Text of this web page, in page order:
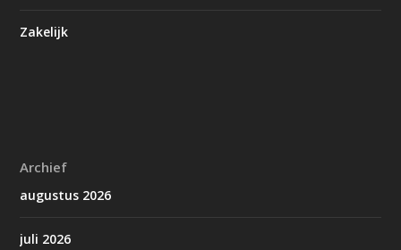
Zakelijk
Archief
augustus 2026
juli 2026